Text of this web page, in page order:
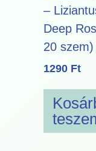
–
Deep
20 szem)
1290 Ft